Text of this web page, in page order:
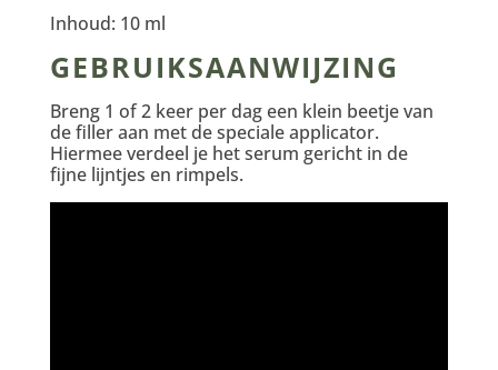
Inhoud: 10 ml
GEBRUIKSAANWIJZING
Breng 1 of 2 keer per dag een klein beetje van
de filler aan met de speciale applicator.
Hiermee verdeel je het serum gericht in de
fijne lijntjes en rimpels.